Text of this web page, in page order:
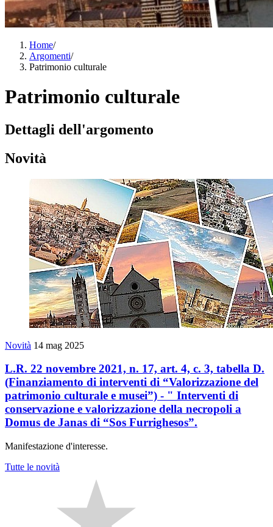
Home/
Argomenti/
Patrimonio culturale
Patrimonio culturale
Dettagli dell'argomento
Novità
Novità 14 mag 2025
L.R. 22 novembre 2021, n. 17, art. 4, c. 3, tabella D.
(Finanziamento di interventi di “Valorizzazione del
patrimonio culturale e musei”) - " Interventi di
conservazione e valorizzazione della necropoli a
Domus de Janas di “Sos Furrighesos”.
Manifestazione d'interesse.
Tutte le novità